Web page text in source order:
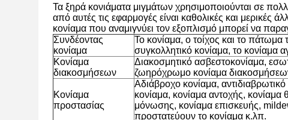
Τα ξηρά κονιάματα μιγμάτων χρησιμοποιούνται σε
από αυτές τις εφαρμογές είναι καθολικές και μερικές
κονίαμα που αναμιγνύει τον εξοπλισμό μπορεί να
Συνδέοντας
κονίαμα
Το κονίαμα, ο τοίχος και το πάτωμα
συγκολλητικό κονίαμα, το κονίαμα
Κονίαμα
διακοσμήσεων
Διακοσμητικό ασβεστοκονίαμα,
ζωηρόχρωμο κονίαμα
Κονίαμα
προστασίας
Αδιάβροχο κονίαμα,
κονίαμα, κονίαμα αντοχής, κονίαμα
μόνωσης, κονίαμα επισκευής,
προστατεύουν το κονίαμα κ.λπ.